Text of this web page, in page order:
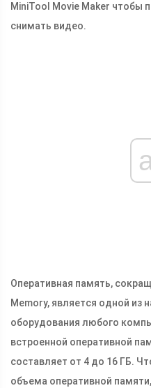
MiniTool Movie Maker чтобы
снимать видео.
Оперативная память,
Memory, является одной из
оборудования любого
встроенной оперативной
составляет от 4 до 16 ГБ.
объема оперативной